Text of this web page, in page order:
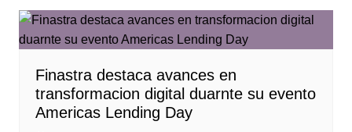
Finastra destaca avances en
transformacion digital duarnte su evento
Americas Lending Day